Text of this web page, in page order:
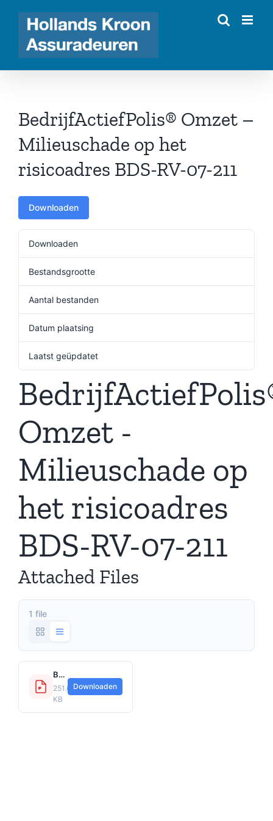
inhoud
BedrijfActiefPolis® Omzet –
Milieuschade op het
risicoadres BDS-RV-07-211
Downloaden
Downloaden
Bestandsgrootte
Aantal bestanden
Datum plaatsing
Laatst geüpdatet
Omzet -
Milieuschade op
het risicoadres
BDS-RV-07-211
Attached Files
1 file
BDS-RV-07-211.pdf
251.66
KB
Downloaden